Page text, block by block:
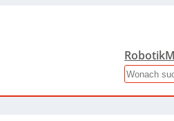
Robotik
Search